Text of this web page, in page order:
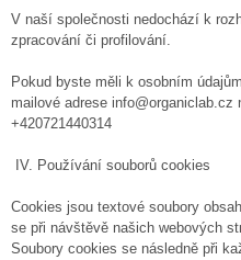
V naší společnosti nedochází k
zpracování či profilování.
Pokud byste měli k osobním
mailové adrese info@organiclab.cz
+420721440314
IV. Používání souborů cookies
Cookies jsou textové soubory
se při návštěvě našich webových
Soubory cookies se následně při